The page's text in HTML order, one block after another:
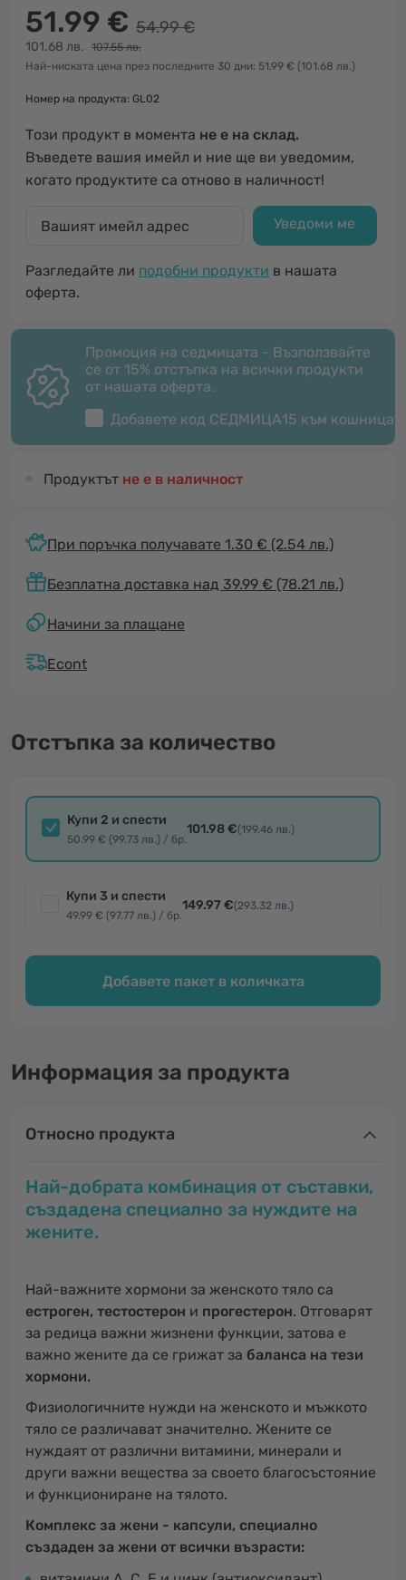
51.99 € 54.99 €
101.68 лв.
107.55 лв.
Най-ниската цена през последните 30 дни: 51.99 € (101.68 лв.)
Номер на продукта: GL02
Този продукт в момента не е на склад.
Въведете вашия имейл и ние ще ви уведомим,
когато продуктите са отново в наличност!
Уведоми ме
Разгледайте ли подобни продукти в нашата
оферта.
Промоция на седмицата - Възползвайте
се от 15% отстъпка на всички продукти
от нашата оферта.
Добавете код СЕДМИЦА15 към
Продуктът не е в наличност
При поръчка получавате 1.30 € (2.54 лв.)
Безплатна доставка над 39.99 € (78.21 лв.)
Начини за плащане
Econt
Отстъпка за количество
Купи 2 и спести
50.99 € (99.73 лв.) / бр.
101.98 €(199.46 лв.)
Купи 3 и спести
49.99 € (97.77 лв.) / бр.
149.97 €(293.32 лв.)
Добавете пакет в количката
Информация за продукта
Относно продукта
Най-добрата комбинация от съставки,
създадена специално за нуждите на
жените.
Най-важните хормони за женското тяло са
естроген, тестостерон и прогестерон. Отговарят
за редица важни жизнени функции, затова е
важно жените да се грижат за баланса на тези
хормони.
Физиологичните нужди на женското и мъжкото
тяло се различават значително. Жените се
нуждаят от различни витамини, минерали и
други важни вещества за своето благосъстояние
и функциониране на тялото.
Комплекс за жени - капсули, специално
създаден за жени от всички възрасти: